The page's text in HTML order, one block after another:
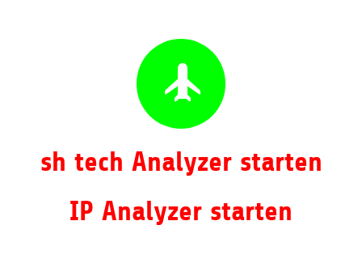
sh tech Analyzer starten
IP Analyzer starten